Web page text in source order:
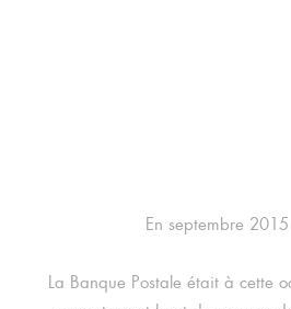
En septembre
La Banque Postale était à cette